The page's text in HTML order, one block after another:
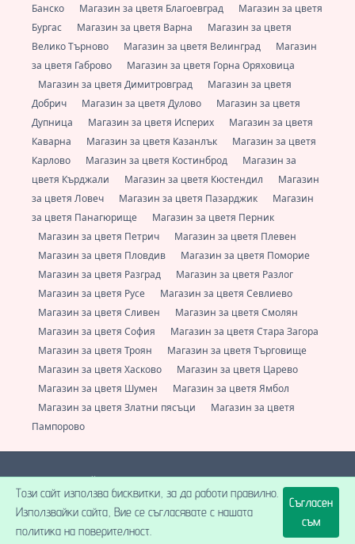
Този сайт използва бисквитки, за да работи правилно.
Използвайки сайта, Вие се съгласявате с нашата
политика на поверителност.
Съгласен
съм
Банско
Магазин за цветя Благоевград
Магазин за цветя
Бургас
Магазин за цветя Варна
Магазин за цветя
Велико Търново
Магазин за цветя Велинград
Магазин
за цветя Габрово
Магазин за цветя Горна Оряховица
Магазин за цветя Димитровград
Магазин за цветя
Добрич
Магазин за цветя Дулово
Магазин за цветя
Дупница
Магазин за цветя Исперих
Магазин за цветя
Каварна
Магазин за цветя Казанлък
Магазин за цветя
Карлово
Магазин за цветя Костинброд
Магазин за
цветя Кърджали
Магазин за цветя Кюстендил
Магазин
за цветя Ловеч
Магазин за цветя Пазарджик
Магазин
за цветя Панагюрище
Магазин за цветя Перник
Магазин за цветя Петрич
Магазин за цветя Плевен
Магазин за цветя Пловдив
Магазин за цветя Поморие
Магазин за цветя Разград
Магазин за цветя Разлог
Магазин за цветя Русе
Магазин за цветя Севлиево
Магазин за цветя Сливен
Магазин за цветя Смолян
Магазин за цветя София
Магазин за цветя Стара Загора
Магазин за цветя Троян
Магазин за цветя Търговище
Магазин за цветя Хасково
Магазин за цветя Царево
Магазин за цветя Шумен
Магазин за цветя Ямбол
Магазин за цветя Златни пясъци
Магазин за цветя
Пампорово
Е-цвете - Онлайн магазин за доставка на цветя за цяла България.
Винаги свежи цветя от локални флористи. +359 (0) 877 112 600
support@e-cvete.com
НетПартнерс
ООД ® 2026 A posse ad esse.